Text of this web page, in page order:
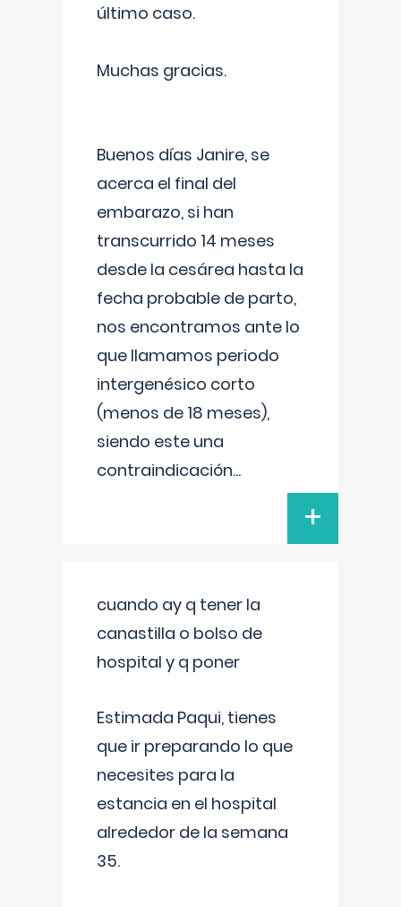
último caso.
Muchas gracias.
Buenos días Janire, se
acerca el final del
embarazo, si han
transcurrido 14 meses
desde la cesárea hasta la
fecha probable de parto,
nos encontramos ante lo
que llamamos periodo
intergenésico corto
(menos de 18 meses),
siendo este una
contraindicación...
+
cuando ay q tener la
canastilla o bolso de
hospital y q poner
Estimada Paqui, tienes
que ir preparando lo que
necesites para la
estancia en el hospital
alrededor de la semana
35.